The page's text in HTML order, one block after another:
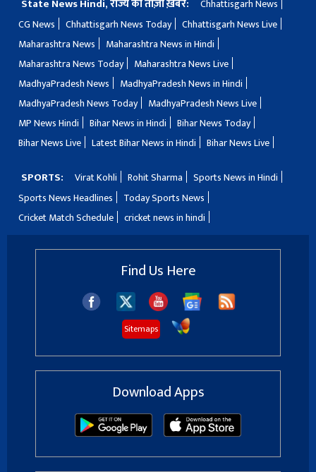
State News Hindi, राज्य की ताज़ा ख़बरें:
Chhattisgarh News
CG News
Chhattisgarh News Today
Chhattisgarh News Live
Maharashtra News
Maharashtra News in Hindi
Maharashtra News Today
Maharashtra News Live
MadhyaPradesh News
MadhyaPradesh News in Hindi
MadhyaPradesh News Today
MadhyaPradesh News Live
MP News Hindi
Bihar News in Hindi
Bihar News Today
Bihar News Live
Latest Bihar News in Hindi Bihar News Live
SPORTS: Virat Kohli Rohit Sharma
Sports News in Hindi
Sports News Headlines
Today Sports News
Cricket Match Schedule
cricket news in hindi
Find Us Here
Sitemaps
Download Apps